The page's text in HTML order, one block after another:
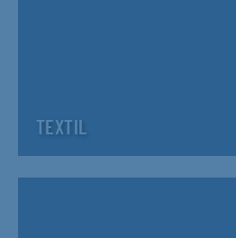
TEXTIL